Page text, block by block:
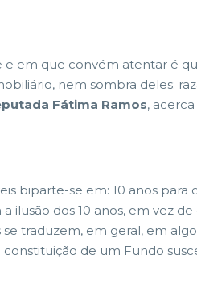
em que convém atentar é
nem sombra deles:
Fátima Ramos,
biparte-se em: 10 anos
ilusão dos 10 anos, em vez
se traduzem, em geral, em
constituição de um Fundo